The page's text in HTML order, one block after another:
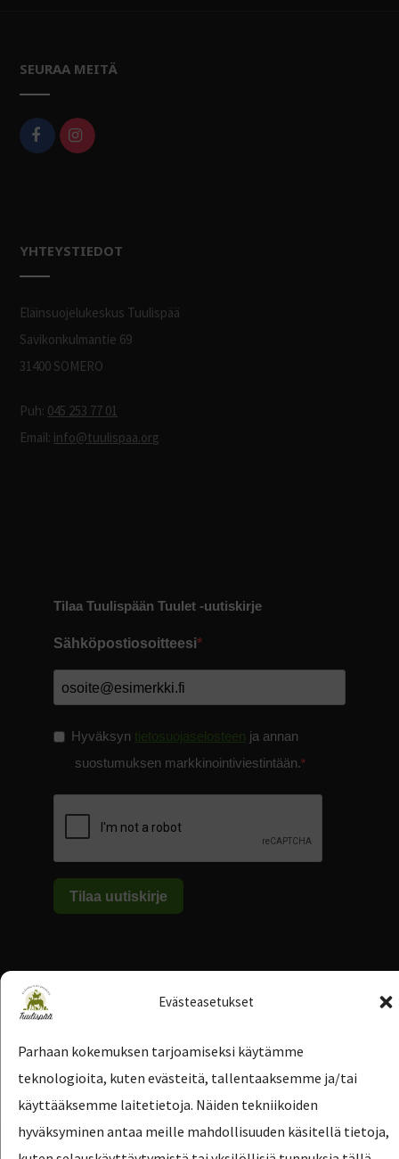
Evästeasetukset
Parhaan kokemuksen tarjoamiseksi käytämme
teknologioita, kuten evästeitä, tallentaaksemme ja/tai
käyttääksemme laitetietoja. Näiden tekniikoiden
hyväksyminen antaa meille mahdollisuuden käsitellä tietoja,
SEURAA MEITÄ
YHTEYSTIEDOT
Eläinsuojelukeskus Tuulispää
Savikonkulmantie 69
31400 SOMERO
Puh: 045 253 77 01
Email: info@tuulispaa.org
Tilaa Tuulispään Tuulet -uutiskirje
Sähköpostiosoitteesi
Hyväksyn tietosuojaselosteen ja annan
suostumuksen markkinointiviestintään.
Tilaa uutiskirje